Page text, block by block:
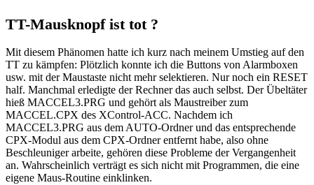
TT-Mausknopf ist tot ?
Mit diesem Phänomen hatte ich kurz nach meinem Umstieg auf den
TT zu kämpfen: Plötzlich konnte ich die Buttons von Alarmboxen
usw. mit der Maustaste nicht mehr selektieren. Nur noch ein RESET
half. Manchmal erledigte der Rechner das auch selbst. Der Übeltäter
hieß MACCEL3.PRG und gehört als Maustreiber zum
MACCEL.CPX des XControl-ACC. Nachdem ich
MACCEL3.PRG aus dem AUTO-Ordner und das entsprechende
CPX-Modul aus dem CPX-Ordner entfernt habe, also ohne
Beschleuniger arbeite, gehören diese Probleme der Vergangenheit
an. Wahrscheinlich verträgt es sich nicht mit Programmen, die eine
eigene Maus-Routine einklinken.